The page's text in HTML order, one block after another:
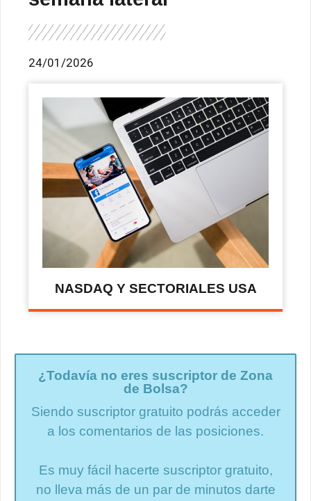
24/01/2026
NASDAQ Y SECTORIALES USA
¿Todavía no eres suscriptor de Zona
de Bolsa?
Siendo suscriptor gratuito podrás acceder
a los comentarios de las posiciones.
Es muy fácil hacerte suscriptor gratuito,
no lleva más de un par de minutos darte